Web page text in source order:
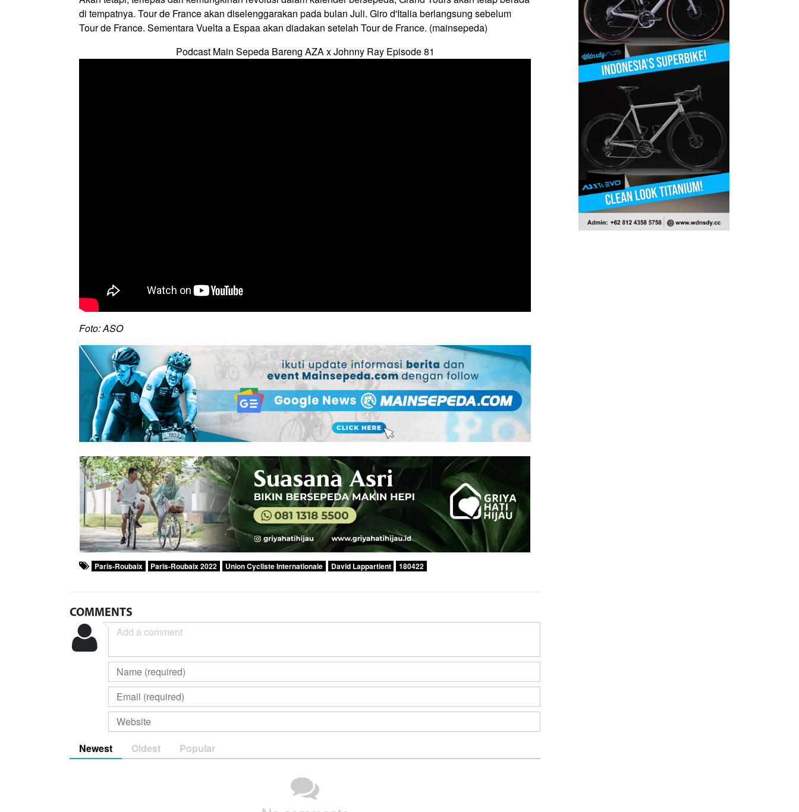
di tempatnya. Tour de France akan diselenggarakan pada bulan Juli. Giro d'Italia berlangsung sebelum
Tour de France. Sementara Vuelta a Espaa akan diadakan setelah Tour de France. (mainsepeda)
Podcast Main Sepeda Bareng AZA x Johnny Ray Episode 81
Foto: ASO
Paris-Roubaix Paris-Roubaix 2022 Union Cycliste Internationale David Lappartient 180422
COMMENTS
Newest Oldest Popular